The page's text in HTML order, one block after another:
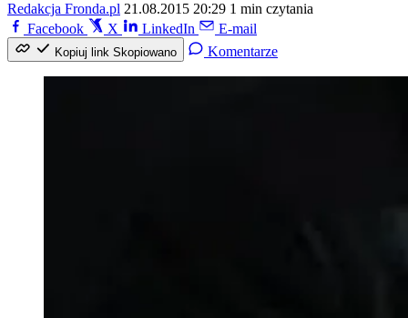
Redakcja Fronda.pl 21.08.2015 20:29 1 min czytania
Facebook
X LinkedIn E-mail
Kopiuj link Skopiowano Komentarze